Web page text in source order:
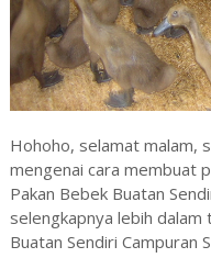
Hohoho, selamat malam,
mengenai cara membuat
Pakan Bebek Buatan
selengkapnya lebih
Buatan Sendiri Campuran